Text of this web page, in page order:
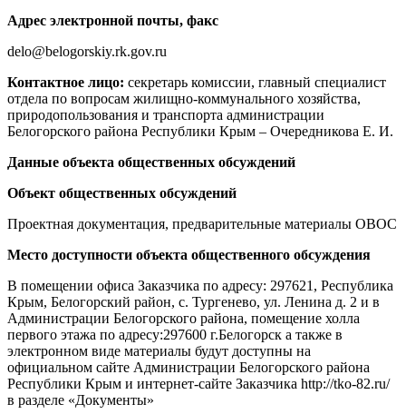
Адрес электронной почты, факс
delo@belogorskiy.rk.gov.ru
Контактное лицо: секретарь комиссии, главный специалист
отдела по вопросам жилищно-коммунального хозяйства,
природопользования и транспорта администрации
Белогорского района Республики Крым – Очередникова Е. И.
Данные объекта общественных обсуждений
Объект общественных обсуждений
Проектная документация, предварительные материалы ОВОС
Место доступности объекта общественного обсуждения
В помещении офиса Заказчика по адресу: 297621, Республика
Крым, Белогорский район, с. Тургенево, ул. Ленина д. 2 и в
Администрации Белогорского района, помещение холла
первого этажа по адресу:297600 г.Белогорск а также в
электронном виде материалы будут доступны на
официальном сайте Администрации Белогорского района
Республики Крым и интернет-сайте Заказчика http://tko-82.ru/
в разделе «Документы»